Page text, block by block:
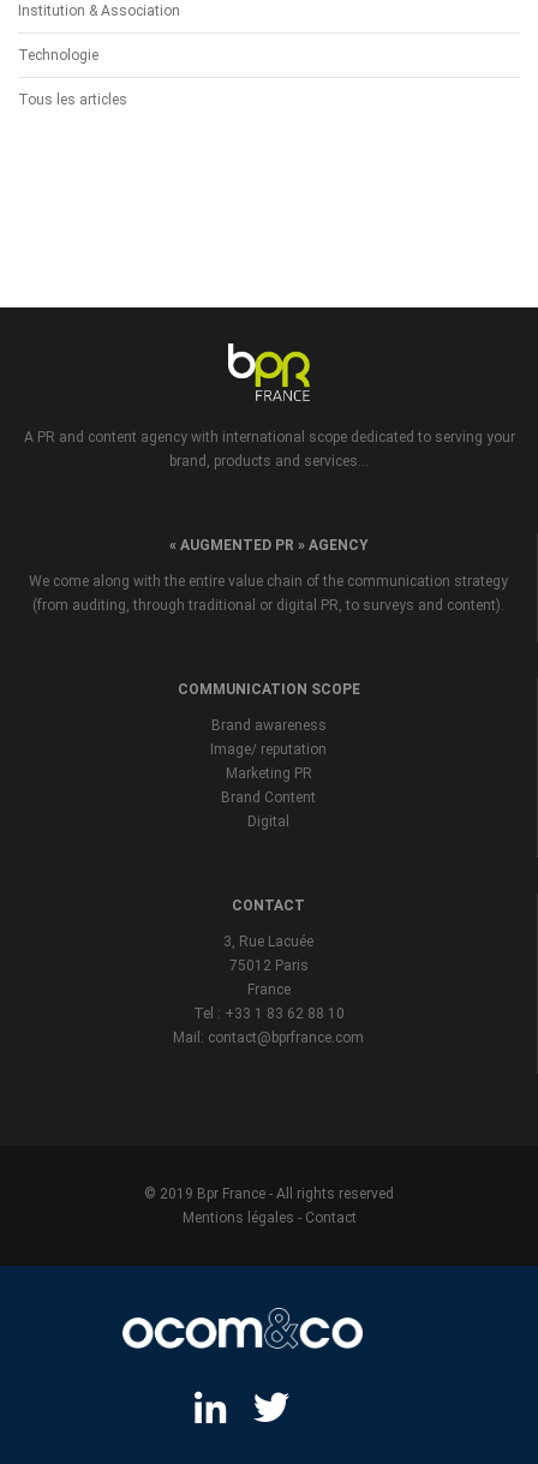
Institution & Association
Technologie
Tous les articles
A PR and content agency with international scope dedicated to serving your
brand, products and services...
« AUGMENTED PR » AGENCY
We come along with the entire value chain of the communication strategy
(from auditing, through traditional or digital PR, to surveys and content).
COMMUNICATION SCOPE
Brand awareness
Image/ reputation
Marketing PR
Brand Content
Digital
CONTACT
3, Rue Lacuée
75012 Paris
France
Tel : +33 1 83 62 88 10
Mail: contact@bprfrance.com
© 2019 Bpr France - All rights reserved
Mentions légales - Contact